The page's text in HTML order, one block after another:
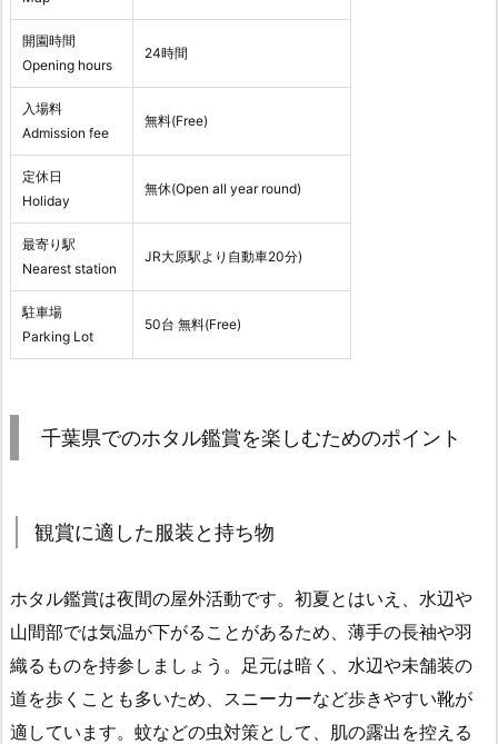
開園時間
Opening hours
24時間
入場料
Admission fee
無料(Free)
定休日
Holiday
無休(Open all year round)
最寄り駅
Nearest station
JR大原駅より自動車20分)
駐車場
Parking Lot
50台 無料(Free)
千葉県でのホタル鑑賞を楽しむためのポイント
観賞に適した服装と持ち物
ホタル鑑賞は夜間の屋外活動です。初夏とはいえ、水辺や
山間部では気温が下がることがあるため、薄手の長袖や羽
織るものを持参しましょう。足元は暗く、水辺や未舗装の
道を歩くことも多いため、スニーカーなど歩きやすい靴が
適しています。蚊などの虫対策として、肌の露出を控える